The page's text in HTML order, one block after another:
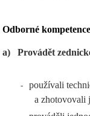
Odborné kompetence
a) Provádět
-
používali
a zhotovovali